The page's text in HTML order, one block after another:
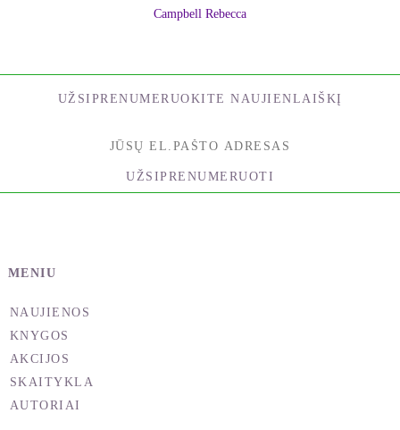
Campbell Rebecca
UŽSIPRENUMERUOKITE NAUJIENLAIŠKĮ
UŽSIPRENUMERUOTI
MENIU
NAUJIENOS
KNYGOS
AKCIJOS
SKAITYKLA
AUTORIAI